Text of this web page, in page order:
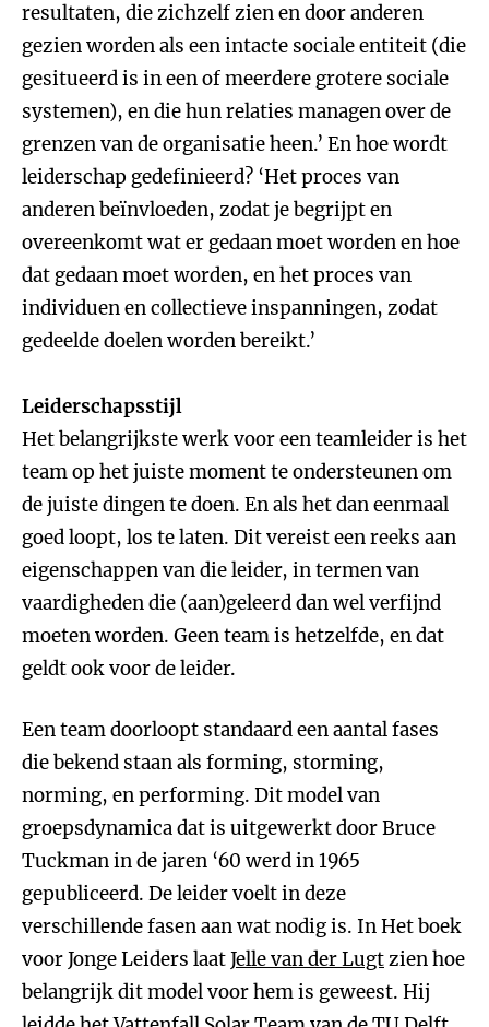
resultaten, die zichzelf zien en door anderen
gezien worden als een intacte sociale entiteit (die
gesitueerd is in een of meerdere grotere sociale
systemen), en die hun relaties managen over de
grenzen van de organisatie heen.’ En hoe wordt
leiderschap gedefinieerd? ‘Het proces van
anderen beïnvloeden, zodat je begrijpt en
overeenkomt wat er gedaan moet worden en hoe
dat gedaan moet worden, en het proces van
individuen en collectieve inspanningen, zodat
gedeelde doelen worden bereikt.’
Leiderschapsstijl
Het belangrijkste werk voor een teamleider is het
team op het juiste moment te ondersteunen om
de juiste dingen te doen. En als het dan eenmaal
goed loopt, los te laten. Dit vereist een reeks aan
eigenschappen van die leider, in termen van
vaardigheden die (aan)geleerd dan wel verfijnd
moeten worden. Geen team is hetzelfde, en dat
geldt ook voor de leider.
Een team doorloopt standaard een aantal fases
die bekend staan als forming, storming,
norming, en performing. Dit model van
groepsdynamica dat is uitgewerkt door Bruce
Tuckman in de jaren ‘60 werd in 1965
gepubliceerd. De leider voelt in deze
verschillende fasen aan wat nodig is. In Het boek
voor Jonge Leiders laatJelle van der Lugtzien hoe
belangrijk dit model voor hem is geweest. Hij